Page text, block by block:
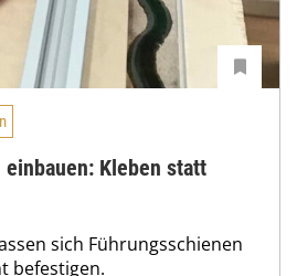
Kleben statt
sich Führungsschienen
befestigen.